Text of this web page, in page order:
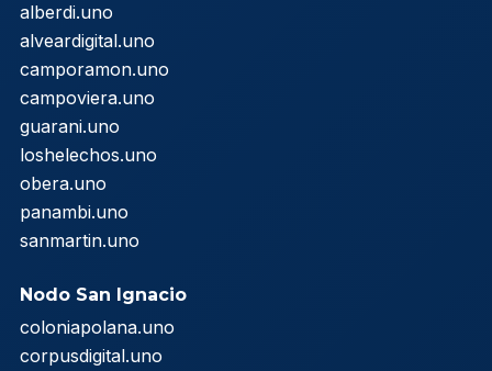
alberdi.uno
alveardigital.uno
camporamon.uno
campoviera.uno
guarani.uno
loshelechos.uno
obera.uno
panambi.uno
sanmartin.uno
Nodo San Ignacio
coloniapolana.uno
corpusdigital.uno